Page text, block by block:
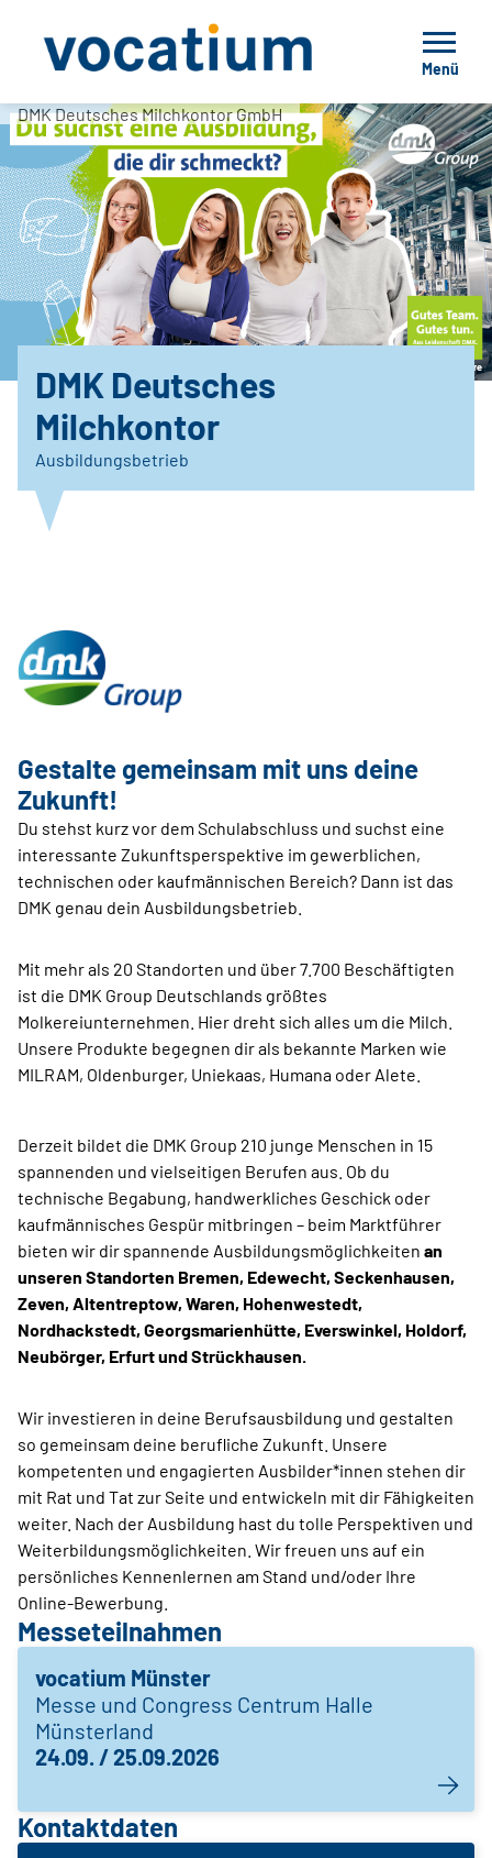
Menü
DMK Deutsches Milchkontor GmbH
DMK Deutsches
Milchkontor
Ausbildungsbetrieb
Gestalte gemeinsam mit uns deine
Zukunft!
Du stehst kurz vor dem Schulabschluss und suchst eine
interessante Zukunftsperspektive im gewerblichen,
technischen oder kaufmännischen Bereich? Dann ist das
DMK genau dein Ausbildungsbetrieb.
Mit mehr als 20 Standorten und über 7.700 Beschäftigten
ist die DMK Group Deutschlands größtes
Molkereiunternehmen. Hier dreht sich alles um die Milch.
Unsere Produkte begegnen dir als bekannte Marken wie
MILRAM, Oldenburger, Uniekaas, Humana oder Alete.
Derzeit bildet die DMK Group 210 junge Menschen in 15
spannenden und vielseitigen Berufen aus. Ob du
technische Begabung, handwerkliches Geschick oder
kaufmännisches Gespür mitbringen – beim Marktführer
bieten wir dir spannende Ausbildungsmöglichkeiten an
unseren Standorten Bremen, Edewecht, Seckenhausen,
Zeven, Altentreptow, Waren, Hohenwestedt,
Nordhackstedt, Georgsmarienhütte, Everswinkel, Holdorf,
Neubörger, Erfurt und Strückhausen.
Wir investieren in deine Berufsausbildung und gestalten
so gemeinsam deine berufliche Zukunft. Unsere
kompetenten und engagierten Ausbilder*innen stehen dir
mit Rat und Tat zur Seite und entwickeln mit dir Fähigkeiten
weiter. Nach der Ausbildung hast du tolle Perspektiven und
Weiterbildungsmöglichkeiten. Wir freuen uns auf ein
persönliches Kennenlernen am Stand und/oder Ihre
Online-Bewerbung.
Messeteilnahmen
vocatium Münster
Messe und Congress Centrum Halle
Münsterland
24.09. / 25.09.2026
Kontaktdaten